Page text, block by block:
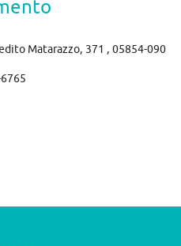
Matarazzo, 371 , 05854-090